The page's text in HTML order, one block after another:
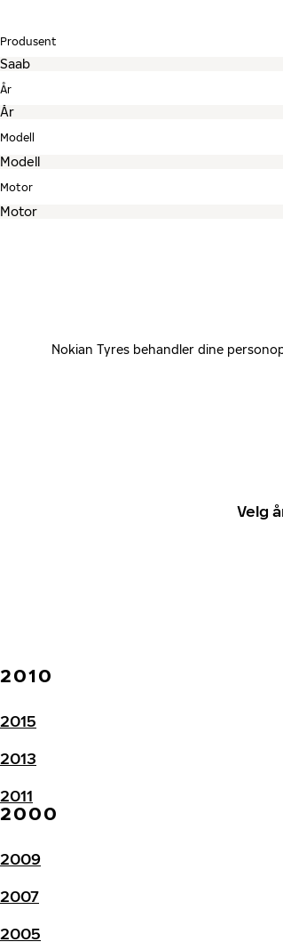
Produsent
År
Modell
Motor
Nokian Tyres behandler dine
Velg
2010
2015
2013
2011
2000
2009
2007
2005